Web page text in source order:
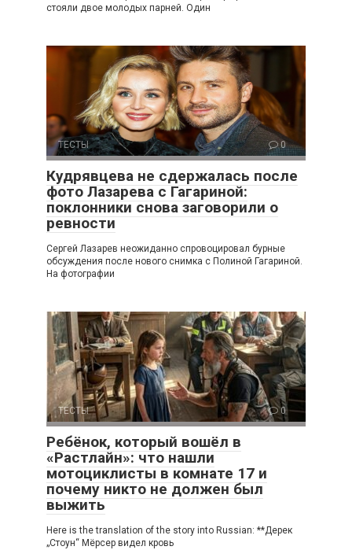
стояли двое молодых парней. Один
ТЕСТЫ 0
Кудрявцева не сдержалась после
фото Лазарева с Гагариной:
поклонники снова заговорили о
ревности
Сергей Лазарев неожиданно спровоцировал бурные
обсуждения после нового снимка с Полиной Гагариной.
На фотографии
ТЕСТЫ 0
Ребёнок, который вошёл в
«Растлайн»: что нашли
мотоциклисты в комнате 17 и
почему никто не должен был
выжить
Here is the translation of the story into Russian: **Дерек
„Стоун“ Мёрсер видел кровь